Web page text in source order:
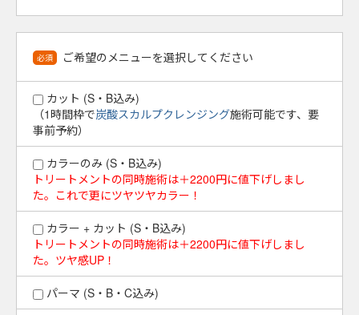
必須 ご希望のメニューを選択してください
カット (S・B込み)
（1時間枠で炭酸スカルプクレンジング施術可能です、要
事前予約）
カラーのみ (S・B込み)
トリートメントの同時施術は＋2200円に値下げしまし
た。これで更にツヤツヤカラー！
カラー + カット (S・B込み)
トリートメントの同時施術は＋2200円に値下げしまし
た。ツヤ感UP！
パーマ (S・B・C込み)